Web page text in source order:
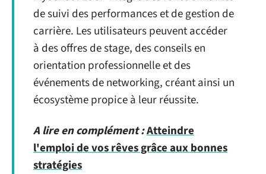
de suivi des performances et de gestion de
carrière. Les utilisateurs peuvent accéder
à des offres de stage, des conseils en
orientation professionnelle et des
événements de networking, créant ainsi un
écosystème propice à leur réussite.
A lire en complément :Atteindre
l'emploi de vos rêves grâce aux bonnes
stratégies